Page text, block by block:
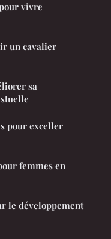
vivre
un cavalier
sa
pour exceller
femmes en
le développement